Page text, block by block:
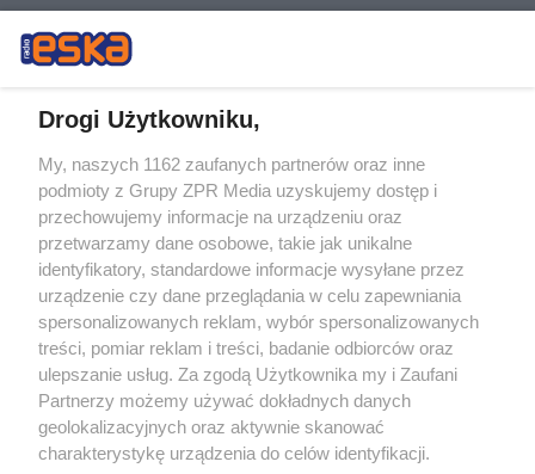
Żaden utwór zamieszczony w serwisie nie może być powielany i
rozpowszechniany lub dalej rozpowszechniany w jakikolwiek sposób (w
tym także elektroniczny lub mechaniczny) na jakimkolwiek polu
eksploatacji w jakiejkolwiek formie, włącznie z umieszczaniem w
Internecie bez pisemnej zgody właściciela praw. Jakiekolwiek użycie lub
wykorzystanie utworów w całości lub w części z naruszeniem prawa,
tzn. bez właściwej zgody, jest zabronione pod groźbą kary i może być
ścigane prawnie.
Drogi Użytkowniku,
My, naszych 1162 zaufanych partnerów oraz inne
podmioty z Grupy ZPR Media uzyskujemy dostęp i
przechowujemy informacje na urządzeniu oraz
przetwarzamy dane osobowe, takie jak unikalne
identyfikatory, standardowe informacje wysyłane przez
urządzenie czy dane przeglądania w celu zapewniania
spersonalizowanych reklam, wybór spersonalizowanych
treści, pomiar reklam i treści, badanie odbiorców oraz
ulepszanie usług. Za zgodą Użytkownika my i Zaufani
Partnerzy możemy używać dokładnych danych
geolokalizacyjnych oraz aktywnie skanować
charakterystykę urządzenia do celów identyfikacji.